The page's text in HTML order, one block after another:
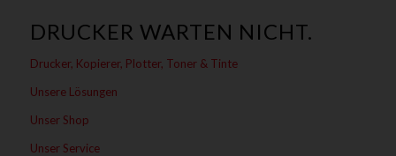
DRUCKER WARTEN NICHT.
Drucker, Kopierer, Plotter, Toner & Tinte
Unsere Lösungen
Unser Shop
Unser Service